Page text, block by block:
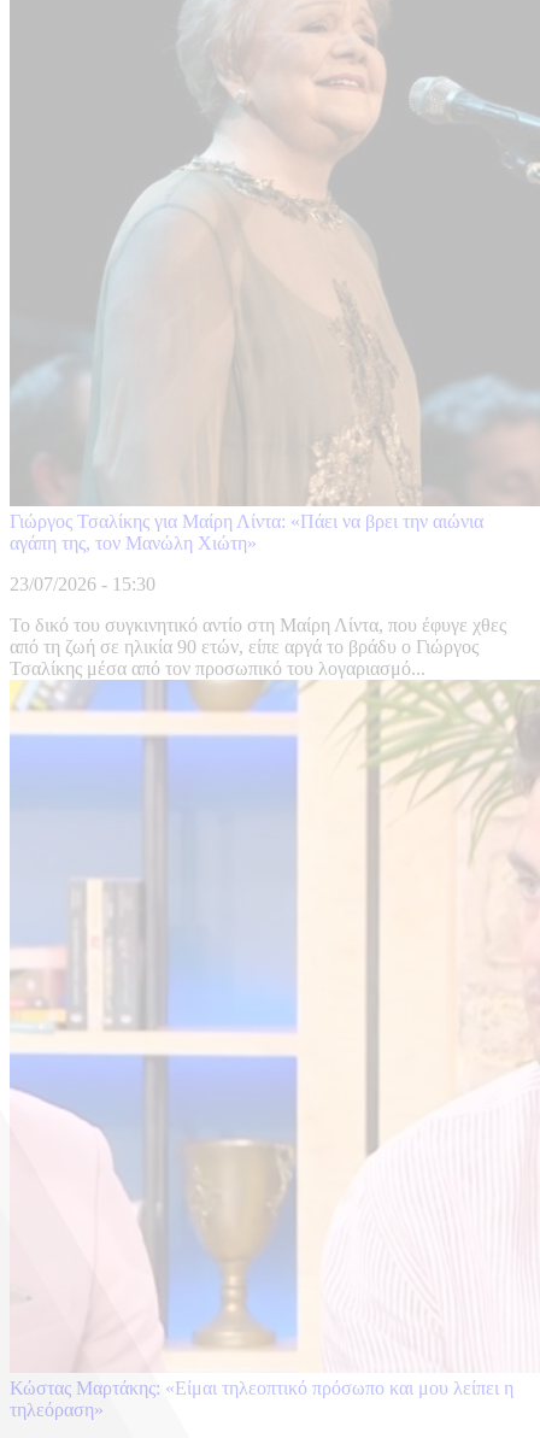
Γιώργος Τσαλίκης για Μαίρη Λίντα: «Πάει να βρει την αιώνια
αγάπη της, τον Μανώλη Χιώτη»
23/07/2026 - 15:30
Το δικό του συγκινητικό αντίο στη Μαίρη Λίντα, που έφυγε χθες
από τη ζωή σε ηλικία 90 ετών, είπε αργά το βράδυ ο Γιώργος
Τσαλίκης μέσα από τον προσωπικό του λογαριασμό...
Κώστας Μαρτάκης: «Είμαι τηλεοπτικό πρόσωπο και μου λείπει η
τηλεόραση»